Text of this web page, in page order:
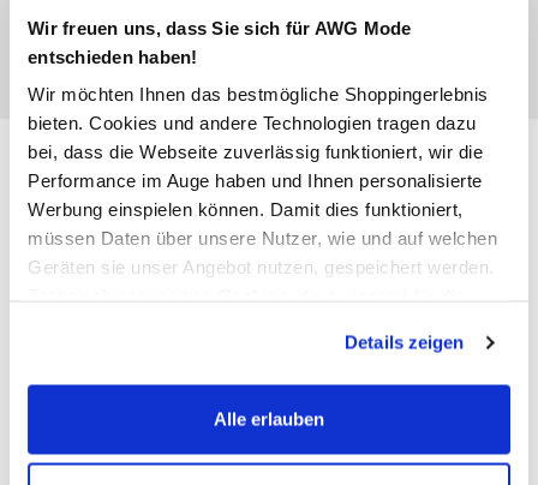
Wir freuen uns, dass Sie sich für AWG Mode
entschieden haben!
Wir möchten Ihnen das bestmögliche Shoppingerlebnis
bieten. Cookies und andere Technologien tragen dazu
bei, dass die Webseite zuverlässig funktioniert, wir die
Performance im Auge haben und Ihnen personalisierte
Werbung einspielen können. Damit dies funktioniert,
müssen Daten über unsere Nutzer, wie und auf welchen
Geräten sie unser Angebot nutzen, gespeichert werden.
werden, werden bei der Nutzung der Webseite auf jeden
Fall gesetzt. Cookies von Drittanbietern für Analyse- oder
Trackingzwecke werden nur dann aktiviert, wenn Sie das
erlauben" bzw. "Alle erlauben" klicken. Mehr dazu
Details zeigen
Alle erlauben
Damen Hose mit Kordelzug
37,99 €
Ursprünglicher Preis:59,99 €